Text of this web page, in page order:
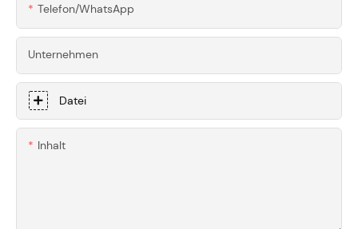
Telefon/WhatsApp
Unternehmen
Datei
Inhalt